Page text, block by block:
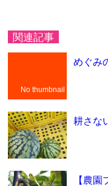
関連記事
No thumbnail
めぐみ
耕さな
【農